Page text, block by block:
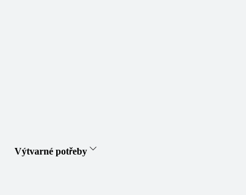
Výtvarné potřeby